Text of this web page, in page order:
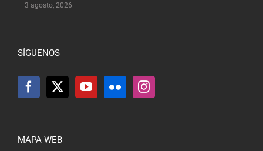
3 agosto, 2026
SÍGUENOS
MAPA WEB